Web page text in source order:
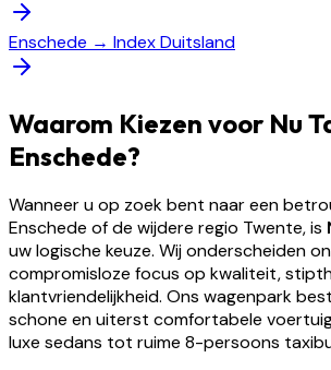
Enschede → Index Duitsland
Waarom Kiezen voor Nu
Enschede?
Wanneer u op zoek bent naar een
Enschede of de wijdere regio Twente, is
uw logische keuze. Wij onderscheiden
compromisloze focus op kwaliteit,
klantvriendelijkheid. Ons wagenpark
schone en uiterst comfortabele
luxe sedans tot ruime 8-persoons